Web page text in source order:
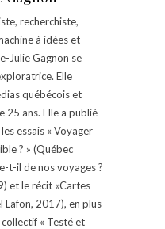
recherchiste,
à idées et
Julie Gagnon se
Elle
québécois et
25 ans. Elle a publié
essais « Voyager
? » (Québec
t-il de nos voyages ?
et le récit «Cartes
Lafon, 2017), en plus
« Testé et